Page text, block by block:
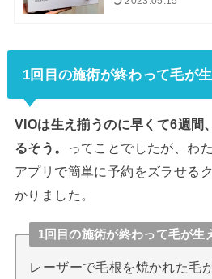
1回目の施術が終わって毛が
VIOは生え揃うのに早くて6週間
るそう。
ってことでしたが、わ
アプリで簡単に予約をズラせる
かりました。
1回目の施術が終わって毛が生
レーザーで毛根を焼かれた毛